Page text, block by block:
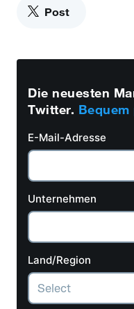
Post
Die neuesten
Twitter.
E-Mail-Adresse
Unternehmen
Land/Region